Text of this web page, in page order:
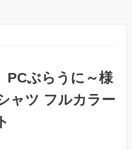
PCぶらうに～様
ャツ フルカラー